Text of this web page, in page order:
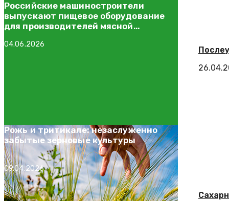
Российские машиностроители
выпускают пищевое оборудование
для производителей мясной
04.06.2026
Рожь и тритикале: незаслуженно
забытые зерновые культуры
09.04.2026